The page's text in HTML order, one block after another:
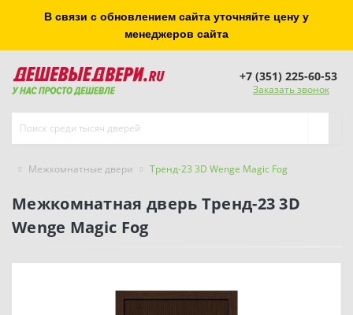
В связи с обновлением сайта уточняйте цену у
менеджеров сайта
+7 (351) 225-60-53
Заказать звонок
Межкомнатные двери Тренд-23 3D Wenge Magic Fog
Межкомнатная дверь Тренд-23 3D
Wenge Magic Fog